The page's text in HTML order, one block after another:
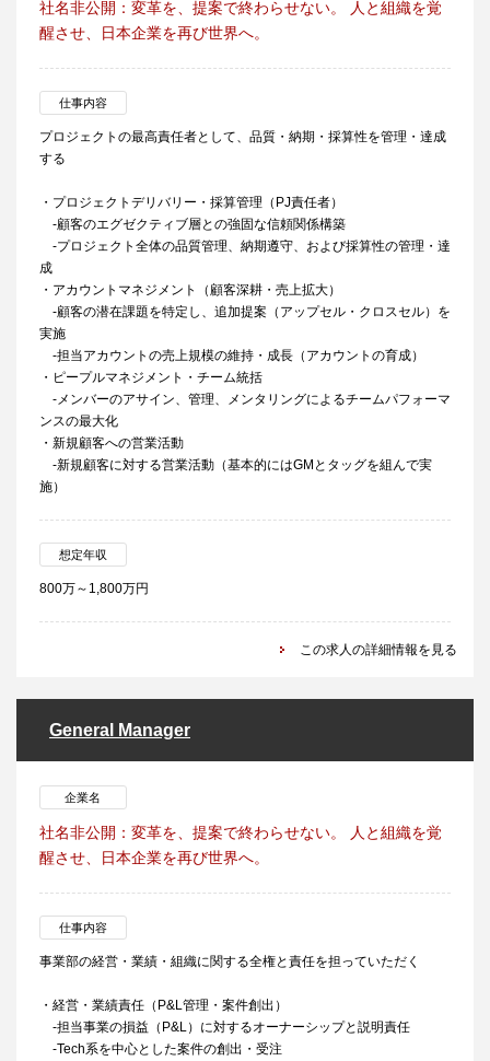
社名非公開：変革を、提案で終わらせない。 人と組織を覚
醒させ、日本企業を再び世界へ。
仕事内容
プロジェクトの最高責任者として、品質・納期・採算性を管理・達成
する
・プロジェクトデリバリー・採算管理（PJ責任者）
-顧客のエグゼクティブ層との強固な信頼関係構築
-プロジェクト全体の品質管理、納期遵守、および採算性の管理・達
成
・アカウントマネジメント（顧客深耕・売上拡大）
-顧客の潜在課題を特定し、追加提案（アップセル・クロスセル）を
実施
-担当アカウントの売上規模の維持・成長（アカウントの育成）
・ピープルマネジメント・チーム統括
-メンバーのアサイン、管理、メンタリングによるチームパフォーマ
ンスの最大化
・新規顧客への営業活動
-新規顧客に対する営業活動（基本的にはGMとタッグを組んで実
施）
想定年収
800万～1,800万円
この求人の詳細情報を見る
General Manager
企業名
社名非公開：変革を、提案で終わらせない。 人と組織を覚
醒させ、日本企業を再び世界へ。
仕事内容
事業部の経営・業績・組織に関する全権と責任を担っていただく
・経営・業績責任（P&L管理・案件創出）
-担当事業の損益（P&L）に対するオーナーシップと説明責任
-Tech系を中心とした案件の創出・受注